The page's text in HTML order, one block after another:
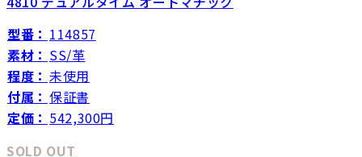
型番： 114857
素材： SS/革
程度： 未使用
付属： 保証書
定価： 542,300円
SOLD OUT